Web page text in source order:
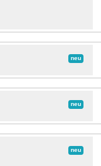
neu
neu
neu